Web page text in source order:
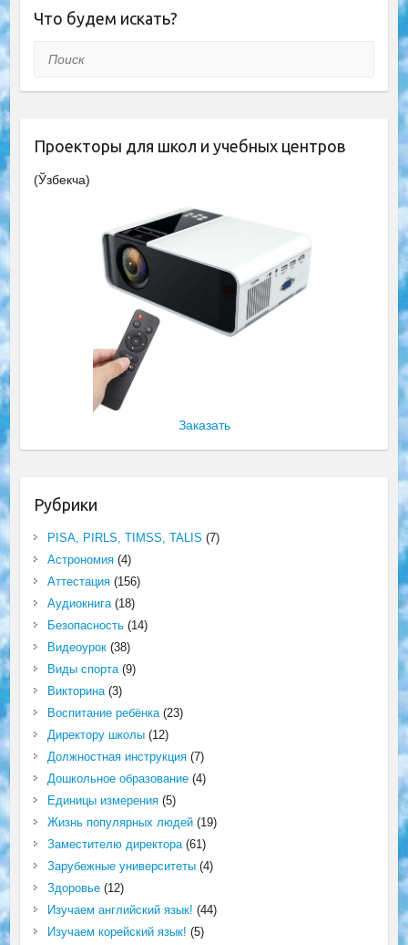
Что будем искать?
Поиск
Проекторы для школ и учебных центров
(Ўзбекча)
Заказать
Рубрики
PISA, PIRLS, TIMSS, TALIS (7)
Астрономия(4)
Аттестация(156)
Аудиокнига(18)
Безопасность(14)
Видеоурок(38)
Виды спорта(9)
Викторина(3)
Воспитание ребёнка(23)
Директору школы(12)
Должностная инструкция(7)
Дошкольное образование(4)
Единицы измерения(5)
Жизнь популярных людей(19)
Заместителю директора(61)
Зарубежные университеты(4)
Здоровье(12)
Изучаем английский язык! (44)
Изучаем корейский язык! (5)